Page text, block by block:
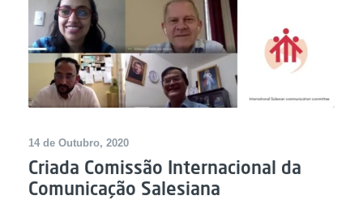
14 de Outubro, 2020
Criada Comissão Internacional da
Comunicação Salesiana